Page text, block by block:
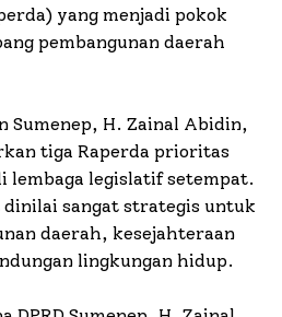
yang menjadi pokok
pembangunan daerah
Sumenep, H. Zainal Abidin,
tiga Raperda prioritas
lembaga legislatif setempat.
dinilai sangat strategis untuk
daerah, kesejahteraan
lingkungan hidup.